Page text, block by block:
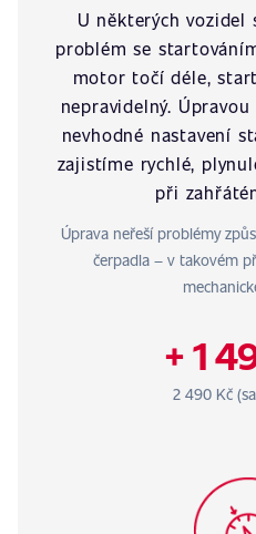
U některých vozidel
problém se
motor točí déle,
nepravidelný.
nevhodné nastavení
zajistíme rychlé,
při
Úprava neřeší problémy
čerpadla – v takovém
+ 1
2 490 Kč